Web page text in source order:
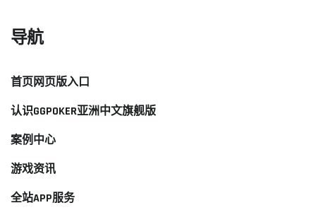
导航
首页网页版入口
认识GGPOKER亚洲中文旗舰版
案例中心
游戏资讯
全站APP服务